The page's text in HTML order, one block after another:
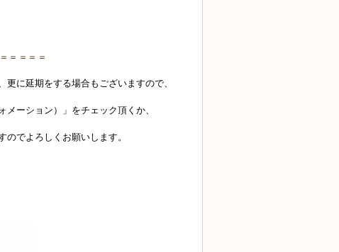
＝＝＝＝
に延期をする場合もございますので、
メーション）」をチェック頂くか、
でよろしくお願いします。